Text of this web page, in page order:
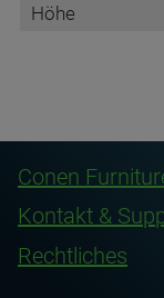
Höhe
Conen
Kontakt &
Rechtliches